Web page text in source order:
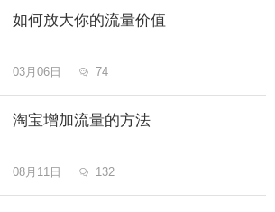
如何放大你的流量价值
03月06日  74
淘宝增加流量的方法
08月11日  132